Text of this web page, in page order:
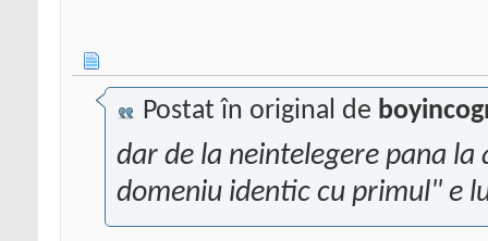
Postat în original de
dar de la neintelegere pana
domeniu identic cu primul" e